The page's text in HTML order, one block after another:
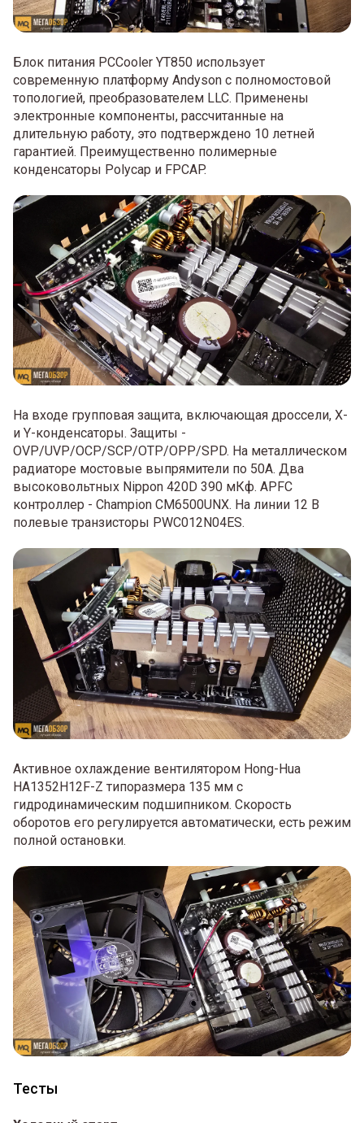
Блок питания PCCooler YT850 использует
современную платформу Andyson с полномостовой
топологией, преобразователем LLC. Применены
электронные компоненты, рассчитанные на
длительную работу, это подтверждено 10 летней
гарантией. Преимущественно полимерные
конденсаторы Polycap и FPCAP.
На входе групповая защита, включающая дроссели, X-
и Y-конденсаторы. Защиты -
OVP/UVP/OCP/SCP/OTP/OPP/SPD. На металлическом
радиаторе мостовые выпрямители по 50А. Два
высоковольтных Nippon 420D 390 мКф. APFC
контроллер - Champion CM6500UNX. На линии 12 В
полевые транзисторы PWC012N04ES.
Активное охлаждение вентилятором Hong-Hua
HA1352H12F-Z типоразмера 135 мм с
гидродинамическим подшипником. Скорость
оборотов его регулируется автоматически, есть режим
полной остановки.
Тесты